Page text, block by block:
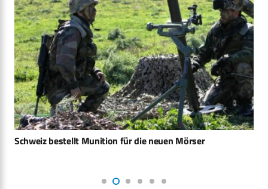
Schweiz bestellt Munition für die neuen Mörser